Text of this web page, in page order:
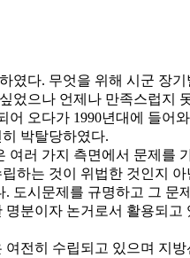
였다. 무엇을 위해 시군 장
었으나 언제나 만족스럽지
어 오다가 1990년대에 들
박탈당하였다.
러 가지 측면에서 문제를
하는 것이 위법한 것인지
도시문제를 규명하고 그
분이자 논거로서 활용되
전히 수립되고 있으며 지